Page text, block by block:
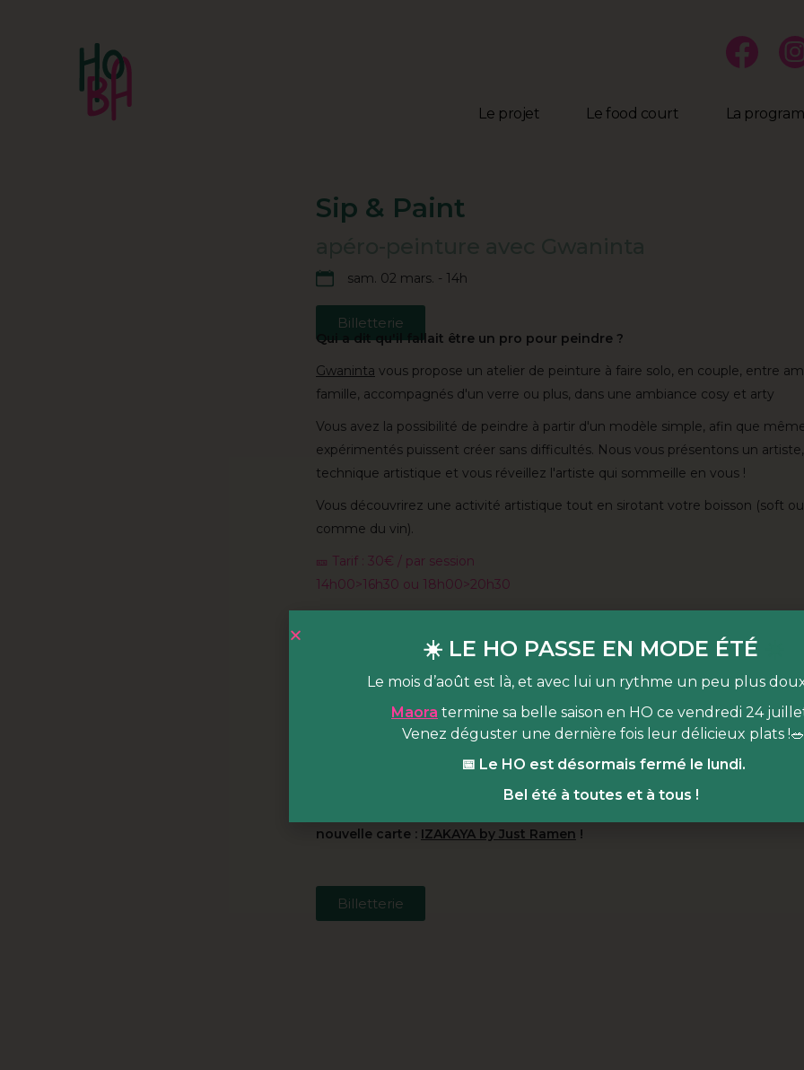
Le projet Le food court La
Sip & Paint
sam. 02 mars. - 14h
Billetterie
Qui a dit qu'il fallait être un pro pour peindre ?
Gwaninta vous propose un atelier de peinture à faire solo, en couple, entre
famille, accompagnés d'un verre ou plus, dans une ambiance cosy et arty
Vous avez la possibilité de peindre à partir d'un modèle simple, afin que
expérimentés puissent créer sans difficultés. Nous vous présentons un
technique artistique et vous réveillez l'artiste qui sommeille en vous !
Vous découvrirez une activité artistique tout en sirotant votre boisson (soft
comme du vin).
🎫 Tarif : 30€ / par session
14h00>16h30 ou 18h00>20h30
un lieu de vie dédié à l’alimentation durable & joyeuse , niché
hectares du parc Martin Luther King (Paris 17e). Pendant la saison hivernale,
régaler et vous cultiver en BA dans notre espace deprogrammationqui
cuisine, rencontres, projections et animations autour d'un grand bar café
HOBA, c’est aussi un food court haut en saveur et bas carbone en HO, de
octobre ! Mais pas de panique, pendant l’hiver vos papilles ne seront pas
nouvelle carte : IZAKAYA by Just Ramen !
Billetterie
☀️ LE HO PASSE EN MODE ÉTÉ
Le mois d’août est là, et avec lui un rythme un peu plus
Maora termine sa belle saison en HO ce vendredi 24
Venez déguster une dernière fois leur délicieux plats !🥗
📅 Le HO est désormais fermé le lundi.
Bel été à toutes et à tous !